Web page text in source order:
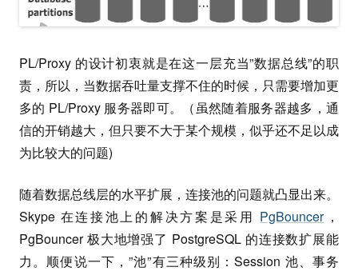
PL/Proxy 的设计初衷就是在这一层充当”数据总线”的职
责，所以，当数据吞吐量支撑不住的时候，只需要增加更
多的 PL/Proxy 服务器即可。（虽然随着服务器越多，通
信的开销越大，但只要不大于某个规模，似乎还不足以成
为比较大的问题)
随着数据总线层的水平扩展，连接池的问题就凸显出来。
Skype 在连接池上的解决方案是采用 PgBouncer，
PgBouncer 极大地增强了 PostgreSQL 的连接数扩展能
力。顺便说一下，”池”有三种级别：Session 池、事务